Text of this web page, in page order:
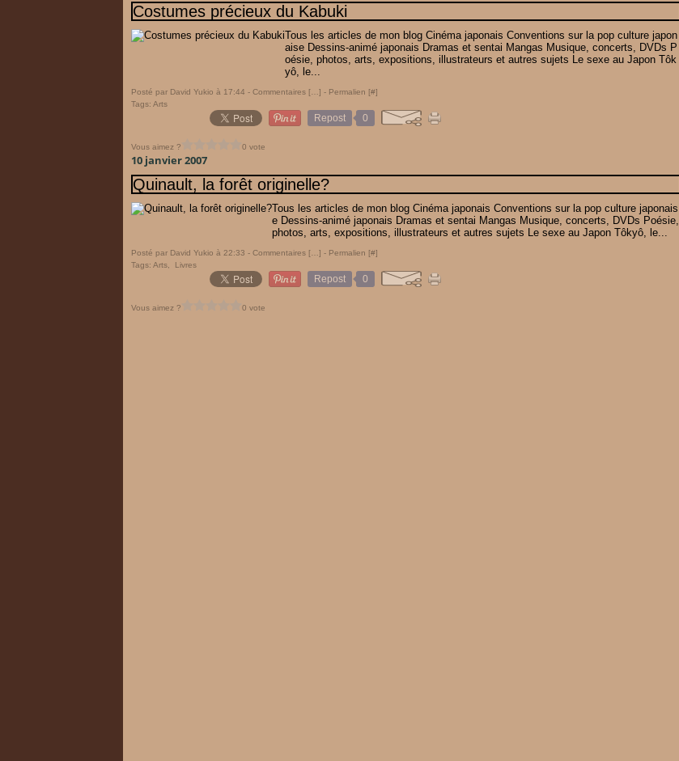
Costumes précieux du Kabuki
Tous les articles de mon blog Cinéma japonais Conventions sur la pop culture japon
aise Dessins-animé japonais Dramas et sentai Mangas Musique, concerts, DVDs P
oésie, photos, arts, expositions, illustrateurs et autres sujets Le sexe au Japon Tôk
yô, le...
Posté par David Yukio à 17:44 - Commentaires [ ] - Permalien [#]
Tags: Arts
Repost 0
Vous aimez ? 0 vote
10 janvier 2007
Quinault, la forêt originelle?
Tous les articles de mon blog Cinéma japonais Conventions sur la pop culture japonais
e Dessins-animé japonais Dramas et sentai Mangas Musique, concerts, DVDs Poésie,
photos, arts, expositions, illustrateurs et autres sujets Le sexe au Japon Tôkyô, le...
Posté par David Yukio à 22:33 - Commentaires [ ] - Permalien [#]
Tags: Arts Livres
Repost 0
Vous aimez ? 0 vote